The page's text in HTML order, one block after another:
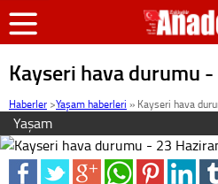
Kayseri hava durumu
Haberler >Yaşam haberleri » Kayseri hava
Yaşam